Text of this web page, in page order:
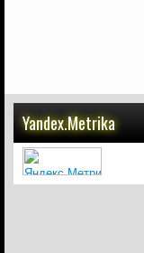
Yandex.Metrika